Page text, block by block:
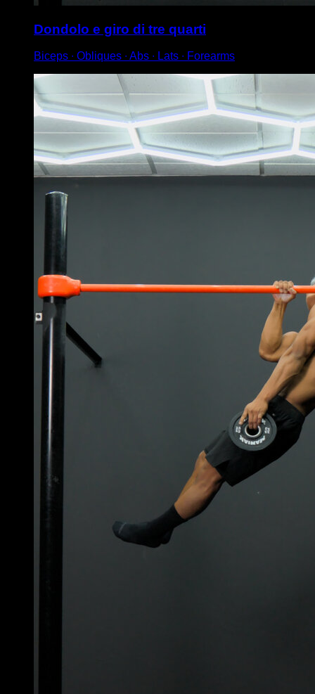
Dondolo e giro di tre quarti
Biceps ∙ Obliques ∙ Abs ∙ Lats ∙ Forearms